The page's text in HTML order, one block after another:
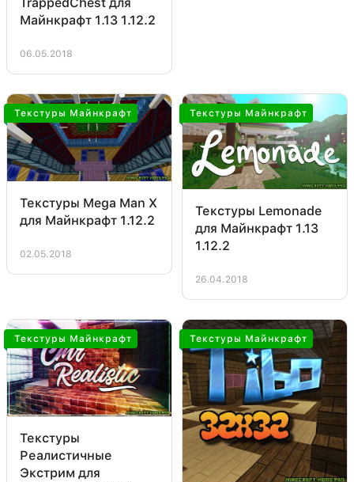
Майнкрафт 1.13 1.12.2
06.05.2018
Текстуры Майнкрафт
Текстуры Mega Man X
для Майнкрафт 1.12.2
02.05.2018
Текстуры Майнкрафт
Текстуры Lemonade
для Майнкрафт 1.13
1.12.2
26.04.2018
Текстуры Майнкрафт
Текстуры
Реалистичные
Экстрим для
Текстуры Майнкрафт